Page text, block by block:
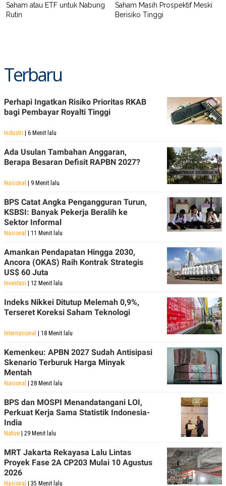
Saham atau ETF untuk Nabung
Rutin
Saham Masih Prospektif Meski
Berisiko Tinggi
Terbaru
Perhapi Ingatkan Risiko Prioritas RKAB
bagi Pembayar Royalti Tinggi
Industri | 6 Menit lalu
Ada Usulan Tambahan Anggaran,
Berapa Besaran Defisit RAPBN 2027?
Nasional | 9 Menit lalu
BPS Catat Angka Pengangguran Turun,
KSBSI: Banyak Pekerja Beralih ke
Sektor Informal
Nasional | 11 Menit lalu
Amankan Pendapatan Hingga 2030,
Ancora (OKAS) Raih Kontrak Strategis
US$ 60 Juta
Investasi | 12 Menit lalu
Indeks Nikkei Ditutup Melemah 0,9%,
Terseret Koreksi Saham Teknologi
Internasional | 18 Menit lalu
Kemenkeu: APBN 2027 Sudah Antisipasi
Skenario Terburuk Harga Minyak
Mentah
Nasional | 28 Menit lalu
BPS dan MOSPI Menandatangani LOI,
Perkuat Kerja Sama Statistik Indonesia-
India
Native | 29 Menit lalu
MRT Jakarta Rekayasa Lalu Lintas
Proyek Fase 2A CP203 Mulai 10 Agustus
2026
Nasional | 35 Menit lalu